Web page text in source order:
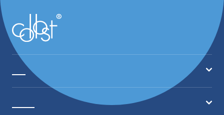
О продукте